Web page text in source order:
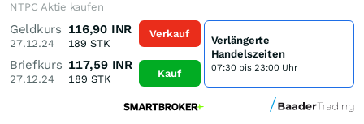
NTPC Aktie kaufen
Geldkurs
27.12.24
116,90 INR
189 STK
Briefkurs
27.12.24
117,59 INR
189 STK
Verkauf
Kauf
Verlängerte
Handelszeiten
07:30 bis 23:00 Uhr